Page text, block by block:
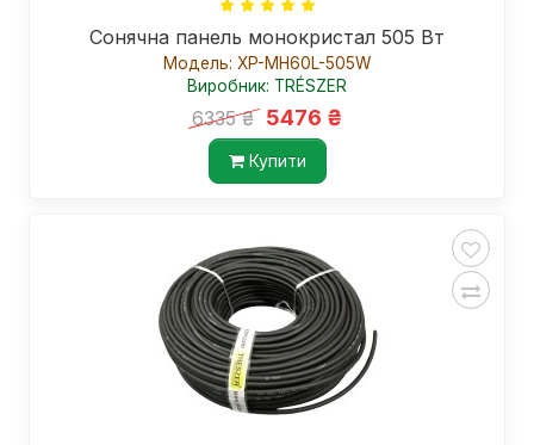
Сонячна панель монокристал 505 Вт
Модель: XP-MH60L-505W
Виробник: TRÉSZER
6335 ₴ 5476 ₴
Купити